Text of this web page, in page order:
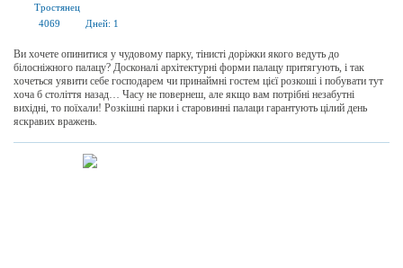
Тростянец
4069
Дней: 1
Ви хочете опинитися у чудовому парку, тінисті доріжки якого ведуть до
білосніжного палацу? Досконалі архітектурні форми палацу притягують, і так
хочеться уявити себе господарем чи принаймні гостем цієї розкоші і побувати тут
хоча б століття назад… Часу не повернеш, але якщо вам потрібні незабутні
вихідні, то поїхали! Розкішні парки і старовинні палаци гарантують цілий день
яскравих вражень.